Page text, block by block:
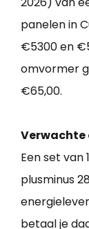
panelen in
€5300 en
omvormer
€65,00.
Verwachte
Een set van
plusminus
betaal je